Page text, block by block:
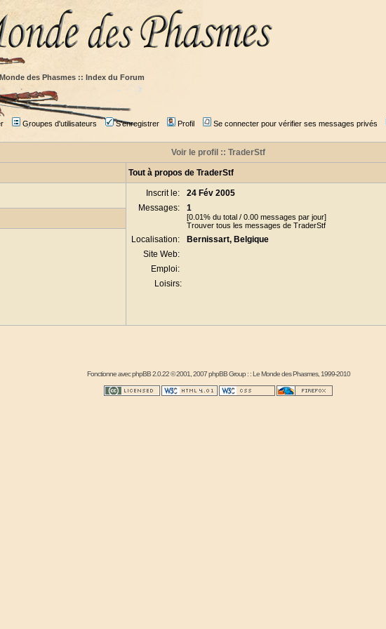
Monde des Phasmes :: Index du Forum
Groupes d'utilisateurs S'enregistrer Profil Se connecter pour vérifier ses messages privés
Voir le profil :: TraderStf
Tout à propos de TraderStf
Inscrit le:
24 Fév 2005
Messages:
1
[0.01% du total / 0.00 messages par jour]
Trouver tous les messages de TraderStf
Localisation:
Bernissart, Belgique
Site Web:
Emploi:
Loisirs:
Fonctionne avecphpBB2.0.22 © 2001, 2007 phpBB Group : :Le Monde des Phasmes, 1999-2010